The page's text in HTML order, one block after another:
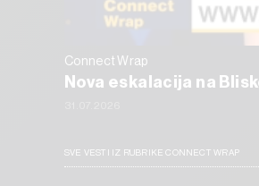
Connect Wrap
Nova eskalacija na
SVE VESTI IZ RUBRIKE CONNECT WRAP